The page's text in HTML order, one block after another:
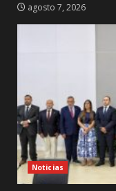
agosto 7, 2026
Noticias